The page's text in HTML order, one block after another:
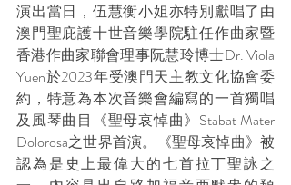
演出當日，伍慧衡小姐亦特別獻唱了由
澳門聖庇護十世音樂學院駐任作曲家暨
香港作曲家聯會理事阮慧玲博士Dr. Viola
Yuen於2023年受澳門天主教文化協會委
約，特意為本次音樂會編寫的一首獨唱
及風琴曲目《聖母哀悼曲》Stabat Mater
Dolorosa之世界首演。《聖母哀悼曲》被
認為是史上最偉大的七首拉丁聖詠之